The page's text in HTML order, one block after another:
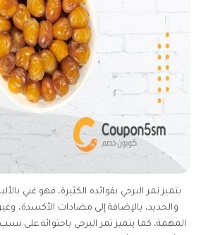
يتميز تمر البرحي بفوائده الكثيرة، فهو غني
والحديد، بالإضافة إلى مضادات الأكسدة،
المهمة، كما يتميز تمر البرجي باحتوائه على